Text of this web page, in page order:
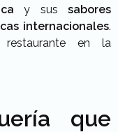
y sussabores
internacionales.
en la
que